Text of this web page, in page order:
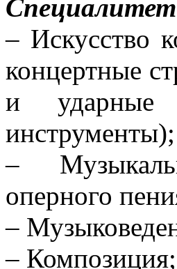
Специалитет
– Искусство
концертные
и ударные
инструменты);
–
оперного
–
– Композиция;